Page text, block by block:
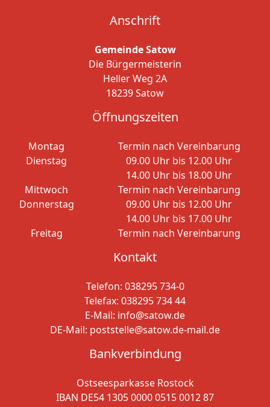
Anschrift
Gemeinde Satow
Die Bürgermeisterin
Heller Weg 2A
18239 Satow
Öffnungszeiten
Montag
Termin nach Vereinbarung
Dienstag
09.00 Uhr bis 12.00 Uhr
14.00 Uhr bis 18.00 Uhr
Mittwoch
Termin nach Vereinbarung
Donnerstag
09.00 Uhr bis 12.00 Uhr
14.00 Uhr bis 17.00 Uhr
Freitag
Termin nach Vereinbarung
Kontakt
Telefon: 038295 734-0
Telefax: 038295 734 44
E-Mail: info@satow.de
DE-Mail: poststelle@satow.de-mail.de
Bankverbindung
Ostseesparkasse Rostock
IBAN DE54 1305 0000 0515 0012 87